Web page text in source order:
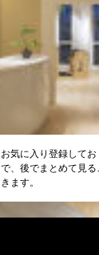
お気に入り登録してお
で、後でまとめて見
きます。